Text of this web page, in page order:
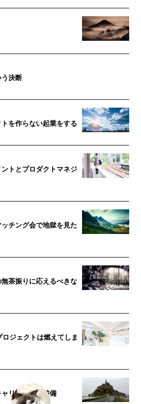
決断
を作らない起業をする
トとプロダクトマネジ
チング会で地獄を見た
茶振りに応えるべきな
ジェクトは燃えてしま
リアパスの整備